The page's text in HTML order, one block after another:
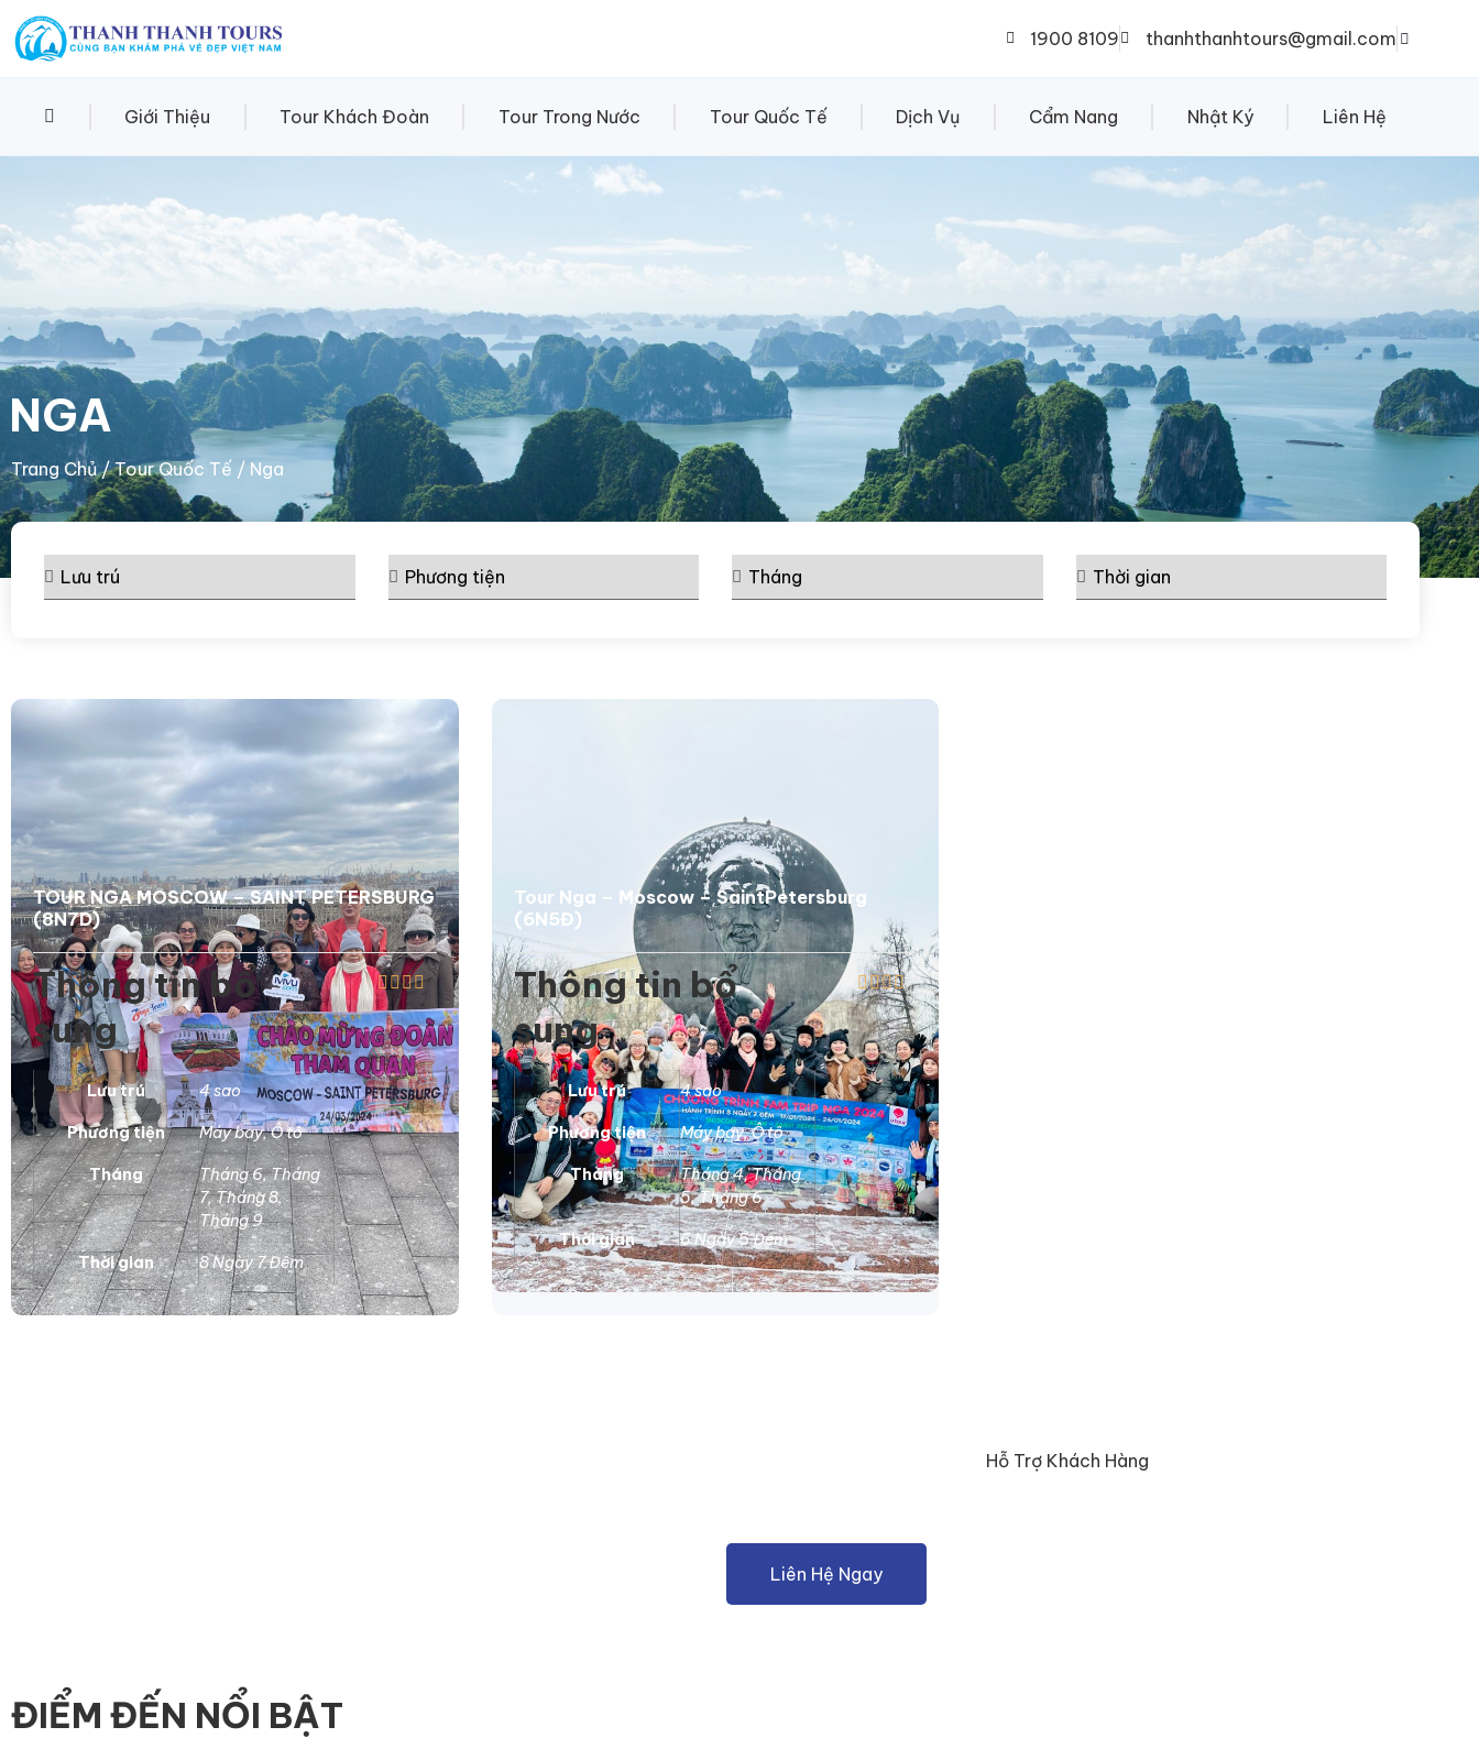
1900 8109 thanhthanhtours@gmail.com
Giới Thiệu Tour Khách Đoàn Tour Trong Nước Tour Quốc Tế Dịch Vụ Cẩm Nang Nhật Ký Liên Hệ
NGA
Trang Chủ/Tour Quốc Tế / Nga
TOUR NGA MOSCOW – SAINT PETERSBURG
(8N7D)
Thông tin bổ
sung
Lưu trú 4 sao
Phương tiện Máy bay,Ô tô
Tháng Tháng 6,Tháng
7,Tháng 8,
Tháng 9
Thời gian 8 Ngày 7 Đêm
Tour Nga – Moscow – SaintPetersburg
(6N5Đ)
Thông tin bổ
sung
Lưu trú 4 sao
Phương tiện Máy bay,Ô tô
Tháng Tháng 4,Tháng
5,Tháng 6
Thời gian 6 Ngày 5 Đêm
Hỗ Trợ Khách Hàng
Liên Hệ Ngay
ĐIỂM ĐẾN NỔI BẬT